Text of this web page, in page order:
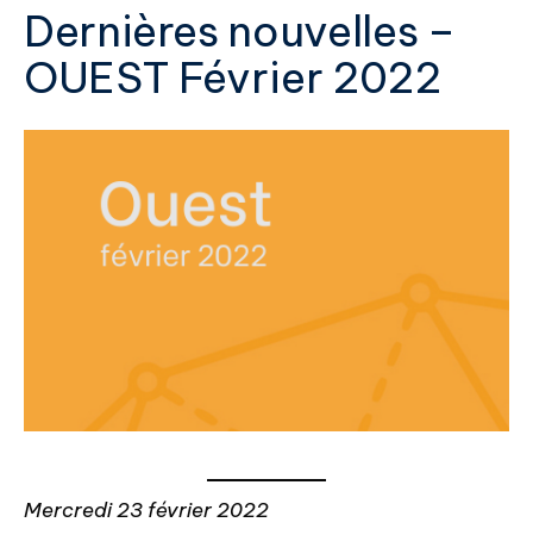
Dernières nouvelles –
OUEST Février 2022
Mercredi 23 février 2022